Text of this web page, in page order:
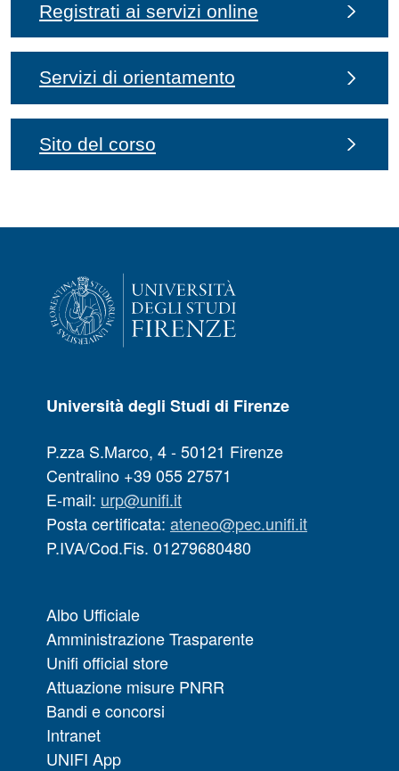
Registrati ai servizi online
Servizi di orientamento
Sito del corso
Università degli Studi di Firenze
P.zza S.Marco, 4 - 50121 Firenze
Centralino +39 055 27571
E-mail: urp@unifi.it
Posta certificata: ateneo@pec.unifi.it
P.IVA/Cod.Fis. 01279680480
Albo Ufficiale
Amministrazione Trasparente
Unifi official store
Attuazione misure PNRR
Bandi e concorsi
Intranet
UNIFI App